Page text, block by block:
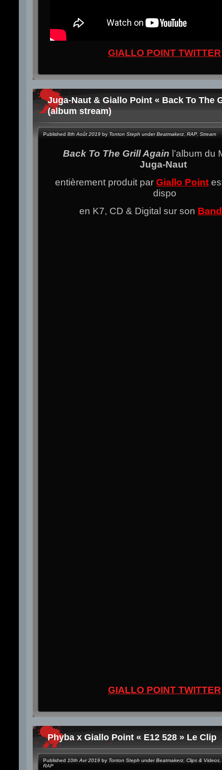
GIALLO POINT TWITTER
Juga-Naut & Giallo Point « Back To The
(album stream)
Published 8th Août 2019 by Tonton Steph underBeatmakerz RAP, Stream
Back To The Grill Again l’album du
Juga-Naut
entièrement produit par Giallo Point
dispo
en K7, CD & Digital sur son
GIALLO POINT TWITTER
Phyba x Giallo Point « E12 528 » Le Clip
Published 10th Avr 2019 by Tonton Steph underBeatmakerz Clips & Videos
RAP